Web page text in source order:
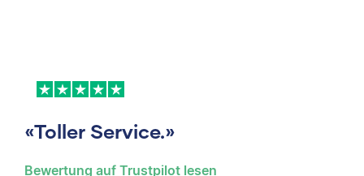
«Toller Service.»
Bewertung auf Trustpilot lesen